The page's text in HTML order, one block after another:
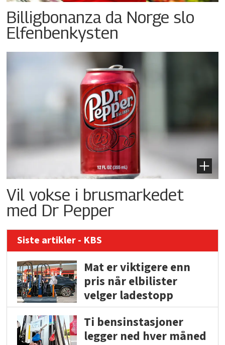
Billigbonanza da Norge slo
Elfenbenkysten
Vil vokse i brusmarkedet
med Dr Pepper
Siste artikler - KBS
Mat er viktigere enn
pris når elbilister
velger ladestopp
Ti bensinstasjoner
legger ned hver måned